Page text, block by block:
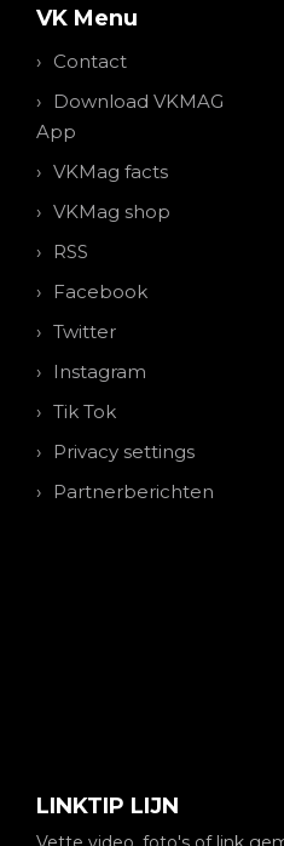
VK Menu
Contact
Download VKMAG
App
VKMag facts
VKMag shop
RSS
Facebook
Twitter
Instagram
Tik Tok
Privacy settings
Partnerberichten
LINKTIP LIJN